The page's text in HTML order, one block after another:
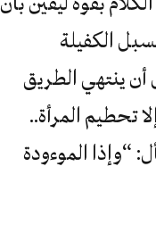
الكفيلة
أن ينتهي الطريق
تحطيم المرأة..
“وإذا الموءودة